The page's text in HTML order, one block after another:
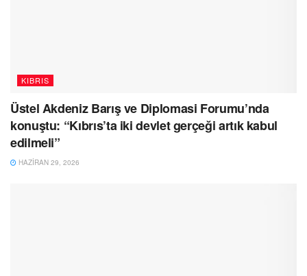
KIBRIS
Üstel Akdeniz Barış ve Diplomasi Forumu’nda
konuştu: “Kıbrıs’ta iki devlet gerçeği artık kabul
edilmeli”
HAZIRAN 29, 2026